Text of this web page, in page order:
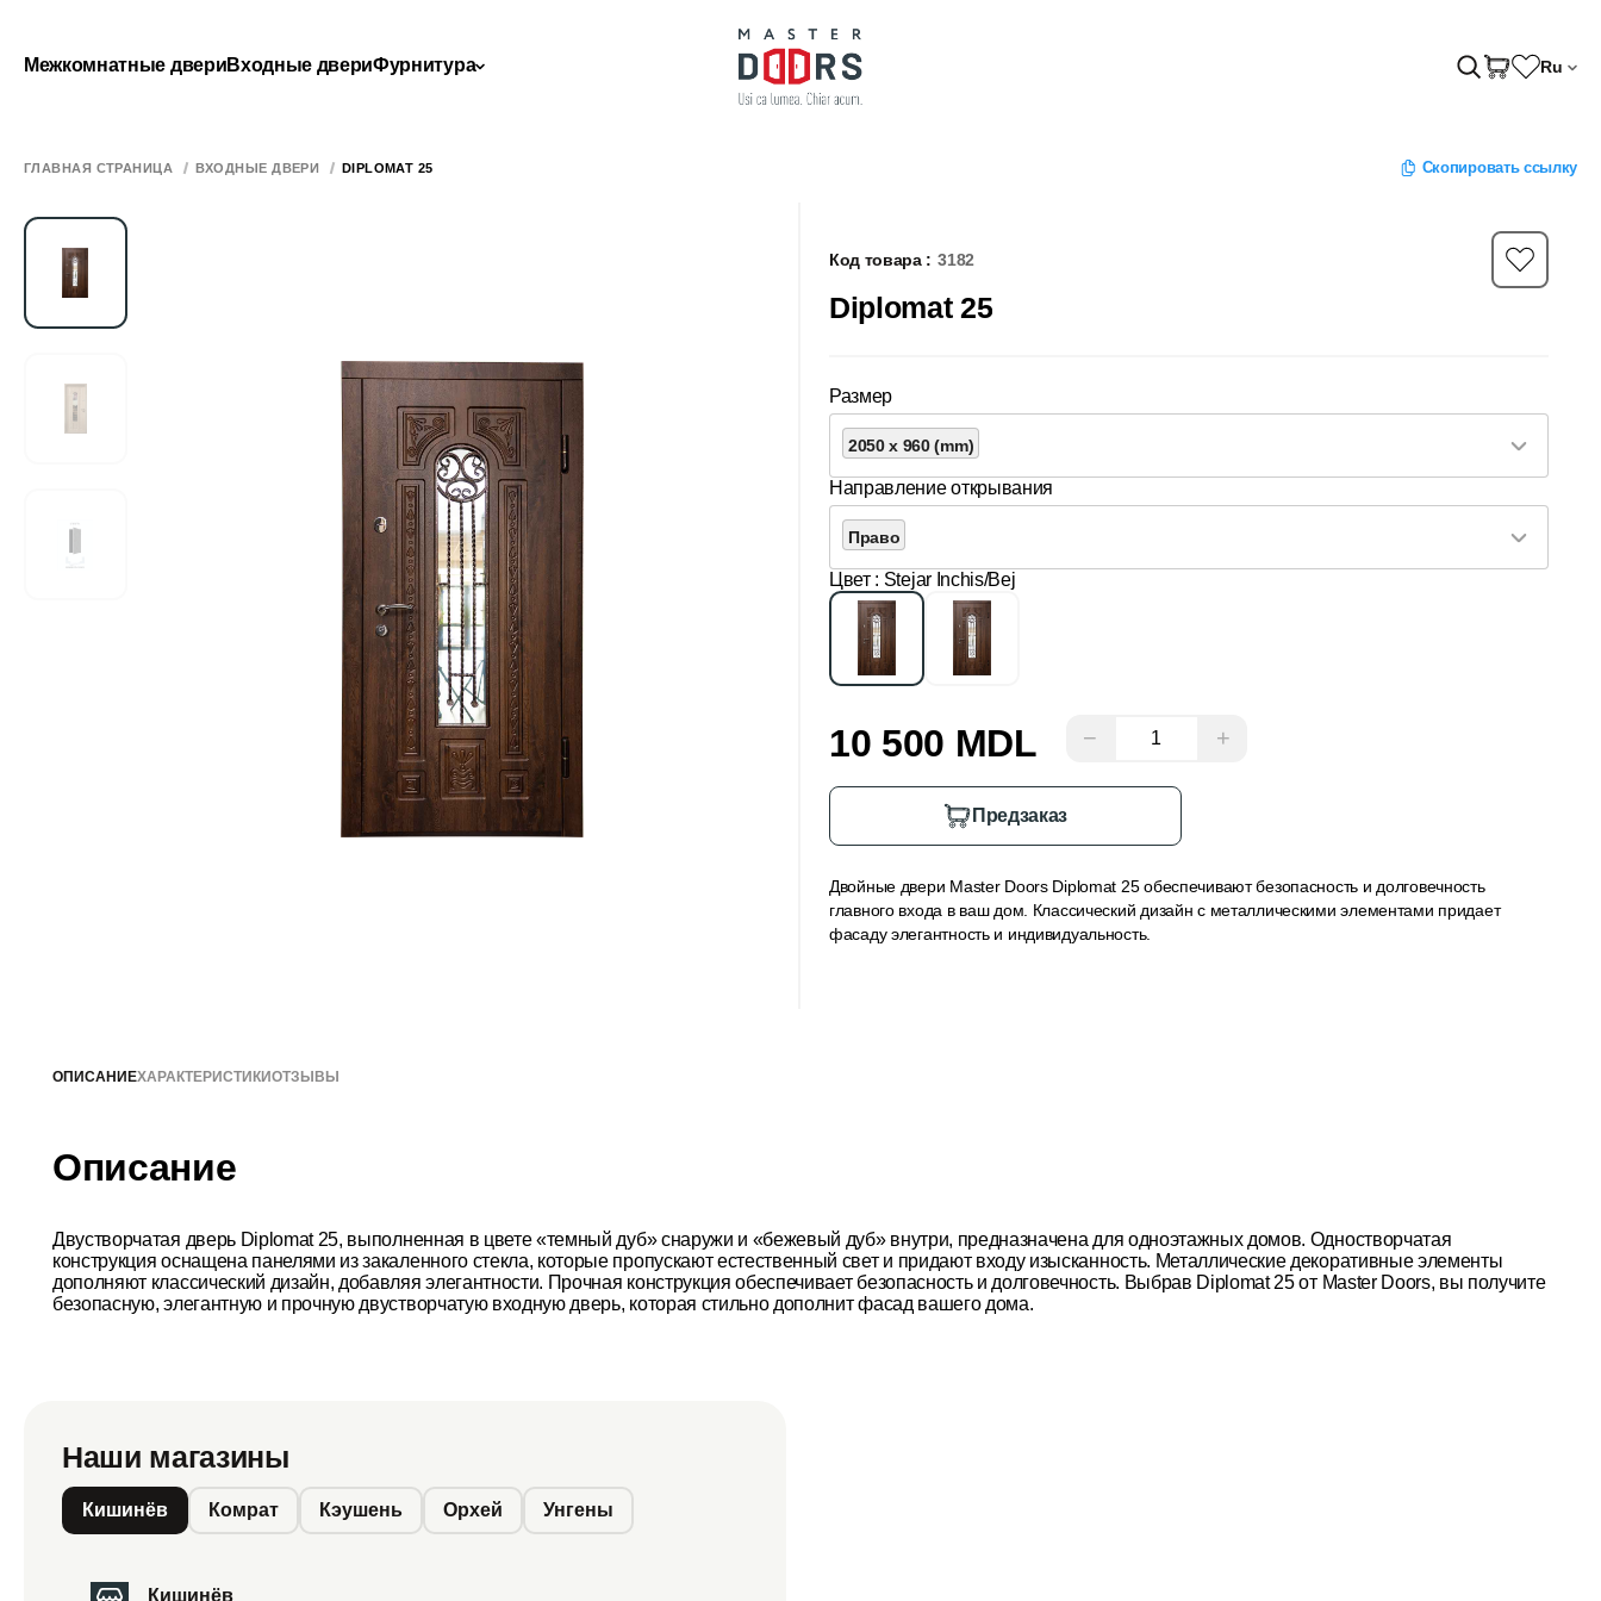
Межкомнатные двериВходные двериФурнитура Ru
ГЛАВНАЯ СТРАНИЦА ВХОДНЫЕ ДВЕРИ DIPLOMAT 25 Скопировать ссылку
Код товара : 3182
Diplomat 25
Размер
2050 x 960 (mm)
Направление открывания
Право
Цвет : Stejar Inchis/Bej
10 500 MDL − +
Предзаказ
Двойные двери Master Doors Diplomat 25 обеспечивают безопасность и долговечность
главного входа в ваш дом. Классический дизайн с металлическими элементами придает
фасаду элегантность и индивидуальность.
ОПИСАНИЕХАРАКТЕРИСТИКИОТЗЫВЫ
Описание
Двустворчатая дверь Diplomat 25, выполненная в цвете «темный дуб» снаружи и «бежевый дуб» внутри, предназначена для одноэтажных домов. Одностворчатая
конструкция оснащена панелями из закаленного стекла, которые пропускают естественный свет и придают входу изысканность. Металлические декоративные элементы
дополняют классический дизайн, добавляя элегантности. Прочная конструкция обеспечивает безопасность и долговечность. Выбрав Diplomat 25 от Master Doors, вы получите
безопасную, элегантную и прочную двустворчатую входную дверь, которая стильно дополнит фасад вашего дома.
Наши магазины
Кишинёв Комрат Кэушень Орхей Унгены
Кишинёв